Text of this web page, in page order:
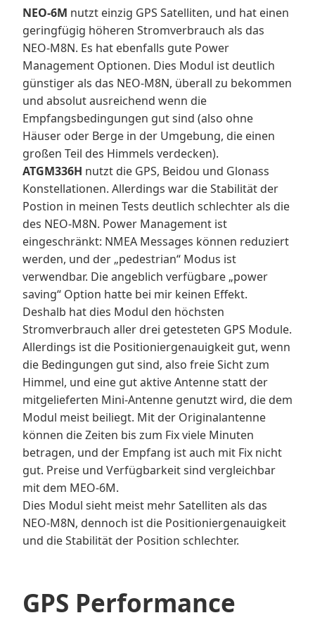
NEO-6M nutzt einzig GPS Satelliten, und hat einen
geringfügig höheren Stromverbrauch als das
NEO-M8N. Es hat ebenfalls gute Power
Management Optionen. Dies Modul ist deutlich
günstiger als das NEO-M8N, überall zu bekommen
und absolut ausreichend wenn die
Empfangsbedingungen gut sind (also ohne
Häuser oder Berge in der Umgebung, die einen
großen Teil des Himmels verdecken).
ATGM336H nutzt die GPS, Beidou und Glonass
Konstellationen. Allerdings war die Stabilität der
Postion in meinen Tests deutlich schlechter als die
des NEO-M8N. Power Management ist
eingeschränkt: NMEA Messages können reduziert
werden, und der „pedestrian“ Modus ist
verwendbar. Die angeblich verfügbare „power
saving“ Option hatte bei mir keinen Effekt.
Deshalb hat dies Modul den höchsten
Stromverbrauch aller drei getesteten GPS Module.
Allerdings ist die Positioniergenauigkeit gut, wenn
die Bedingungen gut sind, also freie Sicht zum
Himmel, und eine gut aktive Antenne statt der
mitgelieferten Mini-Antenne genutzt wird, die dem
Modul meist beiliegt. Mit der Originalantenne
können die Zeiten bis zum Fix viele Minuten
betragen, und der Empfang ist auch mit Fix nicht
gut. Preise und Verfügbarkeit sind vergleichbar
mit dem MEO-6M.
Dies Modul sieht meist mehr Satelliten als das
NEO-M8N, dennoch ist die Positioniergenauigkeit
und die Stabilität der Position schlechter.
GPS Performance